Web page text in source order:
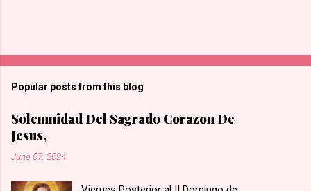
Popular posts from this blog
Solemnidad Del Sagrado Corazon De
Jesus,
June 07, 2024